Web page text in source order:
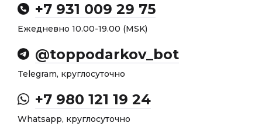
+7 931 009 29 75
Ежедневно 10.00-19.00 (MSK)
@toppodarkov_bot
Telegram, круглосуточно
+7 980 121 19 24
Whatsapp, круглосуточно